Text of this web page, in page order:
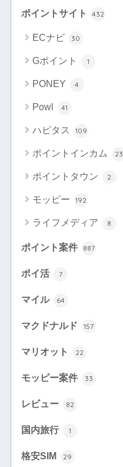
ポイントサイト 432
ECナビ 30
Gポイント 1
PONEY 4
Powl 41
ハピタス 109
ポイントインカム 23
ポイントタウン 2
モッピー 192
ライフメディア 8
ポイント案件 887
ポイ活 7
マイル 64
マクドナルド 157
マリオット 22
モッピー案件 33
レビュー 82
国内旅行 1
格安SIM 29